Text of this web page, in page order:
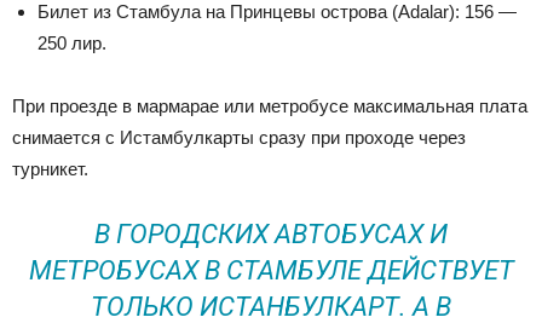
Билет из Стамбула на Принцевы острова (Adalar): 156 —
250 лир.
При проезде в мармарае или метробусе максимальная плата
снимается с Истамбулкарты сразу при проходе через
турникет.
В ГОРОДСКИХ АВТОБУСАХ И
МЕТРОБУСАХ В СТАМБУЛЕ ДЕЙСТВУЕТ
ТОЛЬКО ИСТАНБУЛКАРТ. А В